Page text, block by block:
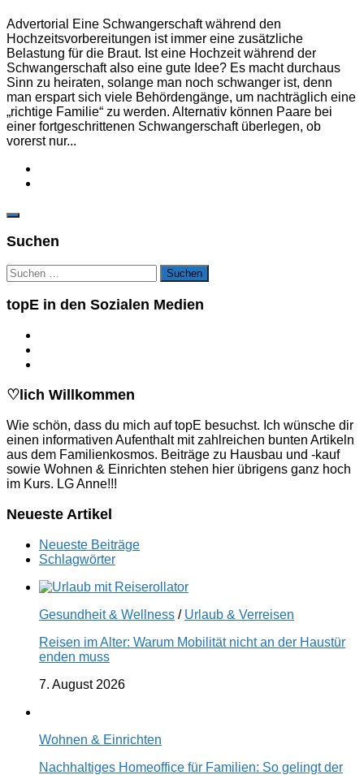
Advertorial Eine Schwangerschaft während den
Hochzeitsvorbereitungen ist immer eine zusätzliche
Belastung für die Braut. Ist eine Hochzeit während der
Schwangerschaft also eine gute Idee? Es macht durchaus
Sinn zu heiraten, solange man noch schwanger ist, denn
man erspart sich viele Behördengänge, um nachträglich eine
„richtige Familie“ zu werden. Alternativ können Paare bei
einer fortgeschrittenen Schwangerschaft überlegen, ob
vorerst nur...
Suchen
Suchen
nach:
topE in den Sozialen Medien
♡lich Willkommen
Wie schön, dass du mich auf topE besuchst. Ich wünsche dir
einen informativen Aufenthalt mit zahlreichen bunten Artikeln
aus dem Familienkosmos. Beiträge zu Hausbau und -kauf
sowie Wohnen & Einrichten stehen hier übrigens ganz hoch
im Kurs. LG Anne!!!
Neueste Artikel
Neueste Beiträge
Schlagwörter
Gesundheit & Wellness / Urlaub & Verreisen
Reisen im Alter: Warum Mobilität nicht an der Haustür
enden muss
7. August 2026
Wohnen & Einrichten
Nachhaltiges Homeoffice für Familien: So gelingt der